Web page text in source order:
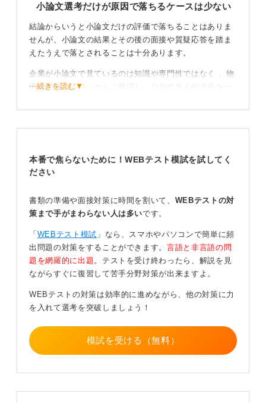
小論文選考だけが原因で落ちるケースは少ない
結論からいうと小論文だけの評価で落ちることはありま
せんが、小論文の結果とその後の面接や質疑応答を踏ま
えたうえで落とされることは十分あります。
企業が小論文で見ているのは知識や専門性ではなく 、物
事を論理的・ロジカルに整理し、自分の考えや主張を一
小論文は思考力の証拠として見られている
まず小論文でチェックされるポイントはおもに3つです。
①まずは論理性です。結論→理由→具体例→結論という
Point 結論）を意識すると論理的に書きやすくなりま
す。
②そして理解力です。テーマの意味や意図を正しく捉
え、ズレた回答をしていないかポイントです。お題の定
義を入念に検討し、場合によっては自分で定義づけする
ことも必要です。
③さらには文章の丁寧さです。誤字脱字がない、読みや
すい、字の綺麗さなどといった点も重要です。
対策としては時事ニュースを普段から見たり、ビジネス
書を読む習慣をつける、結論から話す、理由を3つ挙げる
など構造化の練習をする、制限時間内で書く練習をして
文章が苦手でも大丈夫。専門性の高さではなく事前に対
⋯続きを読む▼
本番で焦らないために！WEBテスト模試を試してく
ださい
書類の準備や面接対策に時間を割いて、 WEBテストの対
策まで手がまわらない人は多いです。
「 WEBテスト模試 」なら、スマホやパソコンで簡単に頻
出問題の対策をすることができます。言語と非言語の問
題を網羅的に出題 。テストを受け終わったら、解説を見
ながらすぐに復習して苦手分野対策が出来ますよ。
WEBテストの対策は効率的に進めながら、他の対策に力
を入れて選考を突破しましょう！
模試を受ける（無料）